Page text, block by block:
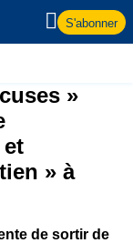
S'abonner
»
» à
de sortir de